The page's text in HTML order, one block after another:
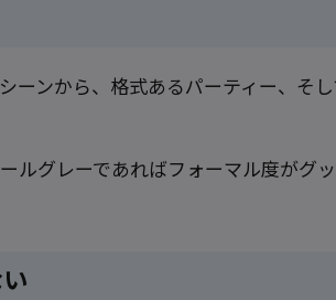
ンから、格式あるパーティー、そ
グレーであればフォーマル度がグ